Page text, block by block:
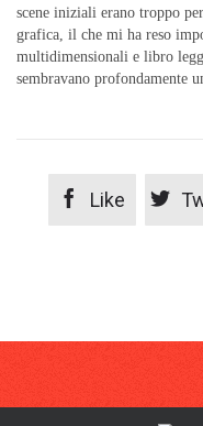
scene iniziali erano troppo
grafica, il che mi ha reso
multidimensionali e libro
sembravano profondamente
 Like 